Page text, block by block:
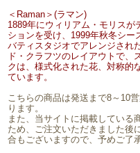
＜Raman＞(ラマン)
1889年にウィリアム・モリス
ションを受け、1999年秋冬シー
バティスタジオでアレンジされ
ド・クラフツのレイアウトで、
クは、様式化された花、対称的
ています。
こちらの商品は発送まで8～10
ります。
また、当サイトに掲載している
ため、ご注文いただきました後
合もございますので、予めご了